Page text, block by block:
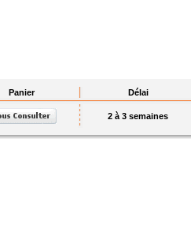
Panier Délai
2 à 3 semaines